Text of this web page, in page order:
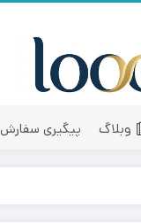
وبلاگ پیگیری سفارش